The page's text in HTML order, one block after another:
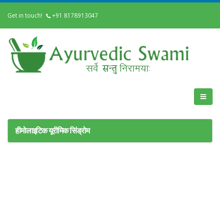
Get in touch! +91 8178913047
हीमोलाइटिक यूरीमिक सिंड्रोम